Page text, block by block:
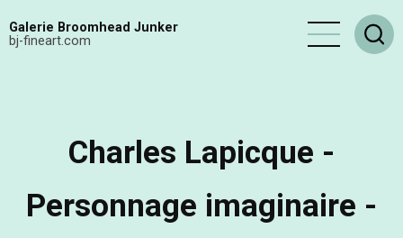
auGalerie Broomhead Junker
bj-fineart.com
Charles Lapicque -
Personnage imaginaire -